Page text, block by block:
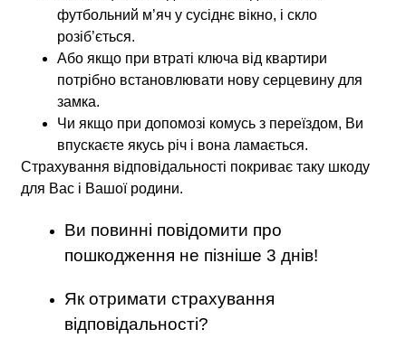
футбольний м’яч у сусіднє вікно, і скло
розіб’ється.
Або якщо при втраті ключа від квартири
потрібно встановлювати нову серцевину для
замка.
Чи якщо при допомозі комусь з переїздом, Ви
впускаєте якусь річ і вона ламається.
Страхування відповідальності покриває таку шкоду
для Вас і Вашої родини.
Ви повинні повідомити про
пошкодження не пізніше 3 днів!
Як отримати страхування
відповідальності?